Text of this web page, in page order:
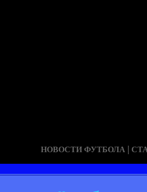
НОВОСТИ ФУТБОЛА |